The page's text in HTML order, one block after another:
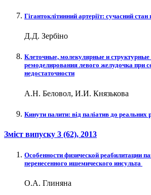
Гігантоклітинний артеріїт: сучасний
Д.Д. Зербіно
Клеточные, молекулярные и
ремоделирования левого желудочка при
недостаточности
А.Н. Беловол, И.И. Князькова
Кинути палити: від паліатив до реальних
Зміст випуску 3 (62), 2013
Особенности физической реабилитации
перенесенного ишемического инсульта
О.А. Глиняна